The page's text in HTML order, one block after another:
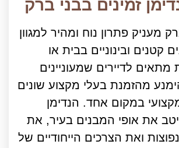
זמינים בבני ברק
מעניק פתרון נוח ומהיר למגוון
קטנים ובינוניים בבית או
לדיירים שמעוניינים
מהזמנת בעלי מקצוע שונים
במקום אחד. הנדימן
את אופי המבנים בעיר, את
ואת הצרכים הייחודיים של